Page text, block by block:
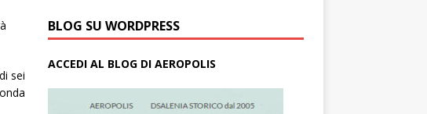
sei
BLOG SU WORDPRESS
ACCEDI AL BLOG DI AEROPOLIS